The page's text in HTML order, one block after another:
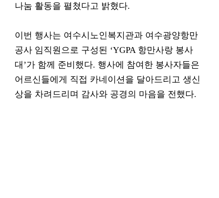
나눔 활동을 펼쳤다고 밝혔다.
이번 행사는 여수시노인복지관과 여수광양항만
공사 임직원으로 구성된 ‘YGPA 항만사랑 봉사
대’가 함께 준비했다. 행사에 참여한 봉사자들은
어르신들에게 직접 카네이션을 달아드리고 생신
상을 차려드리며 감사와 공경의 마음을 전했다.